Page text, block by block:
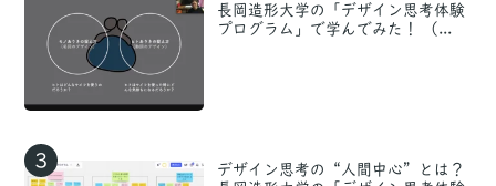
長岡造形大学の「デザイン思考体験
プログラム」で学んでみた！ （...
3
デザイン思考の“人間中心”とは？